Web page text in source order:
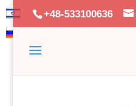
+48-533100636